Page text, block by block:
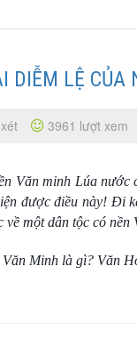
DIỄM LỆ CỦA
3961 lượt xem
Văn minh Lúa
được điều này!
một dân tộc có
Minh là gì? Văn